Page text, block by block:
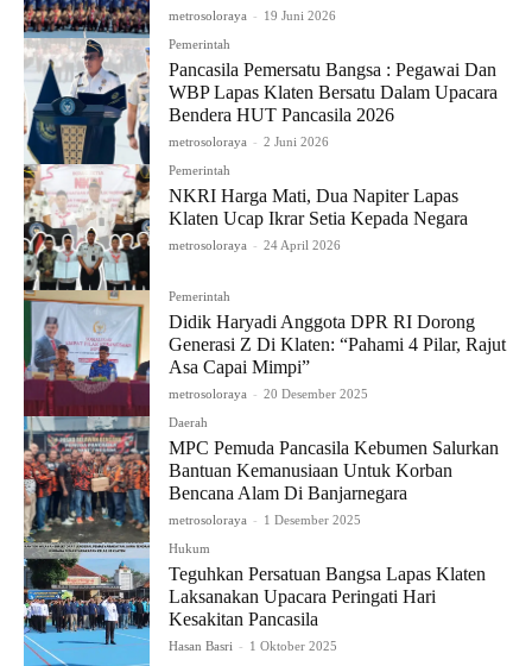
metrosoloraya - 19 Juni 2026
Pemerintah
Pancasila Pemersatu Bangsa : Pegawai Dan
WBP Lapas Klaten Bersatu Dalam Upacara
Bendera HUT Pancasila 2026
metrosoloraya - 2 Juni 2026
Pemerintah
NKRI Harga Mati, Dua Napiter Lapas
Klaten Ucap Ikrar Setia Kepada Negara
metrosoloraya - 24 April 2026
Pemerintah
Didik Haryadi Anggota DPR RI Dorong
Generasi Z Di Klaten: “Pahami 4 Pilar, Rajut
Asa Capai Mimpi”
metrosoloraya - 20 Desember 2025
Daerah
MPC Pemuda Pancasila Kebumen Salurkan
Bantuan Kemanusiaan Untuk Korban
Bencana Alam Di Banjarnegara
metrosoloraya - 1 Desember 2025
Hukum
Teguhkan Persatuan Bangsa Lapas Klaten
Laksanakan Upacara Peringati Hari
Kesakitan Pancasila
Hasan Basri - 1 Oktober 2025